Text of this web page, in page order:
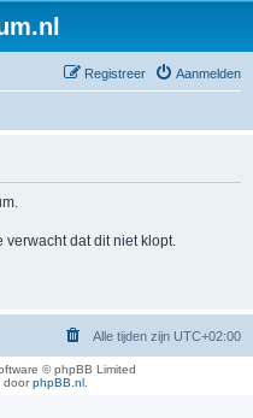
Aanmelden
Registreer
verwacht dat dit niet klopt.
Alle tijden zijn UTC+02:00
© phpBB Limited
doorphpBB.nl